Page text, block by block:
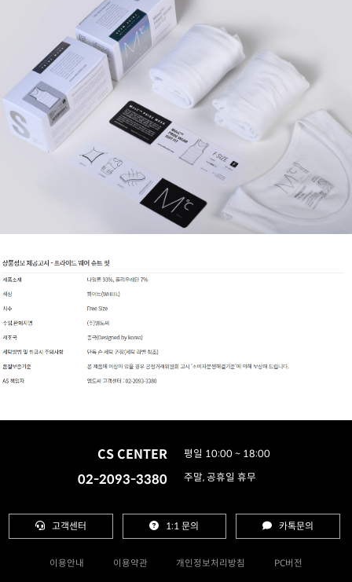
CS CENTER
02-2093-3380
평일 10:00 ~ 18:00
주말, 공휴일 휴무
고객센터 1:1 문의 카톡문의
이용안내 이용약관 개인정보처리방침 PC버전